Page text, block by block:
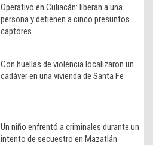
Operativo en Culiacán: liberan a una
persona y detienen a cinco presuntos
captores
Con huellas de violencia localizaron un
cadáver en una vivienda de Santa Fe
Un niño enfrentó a criminales durante un
intento de secuestro en Mazatlán